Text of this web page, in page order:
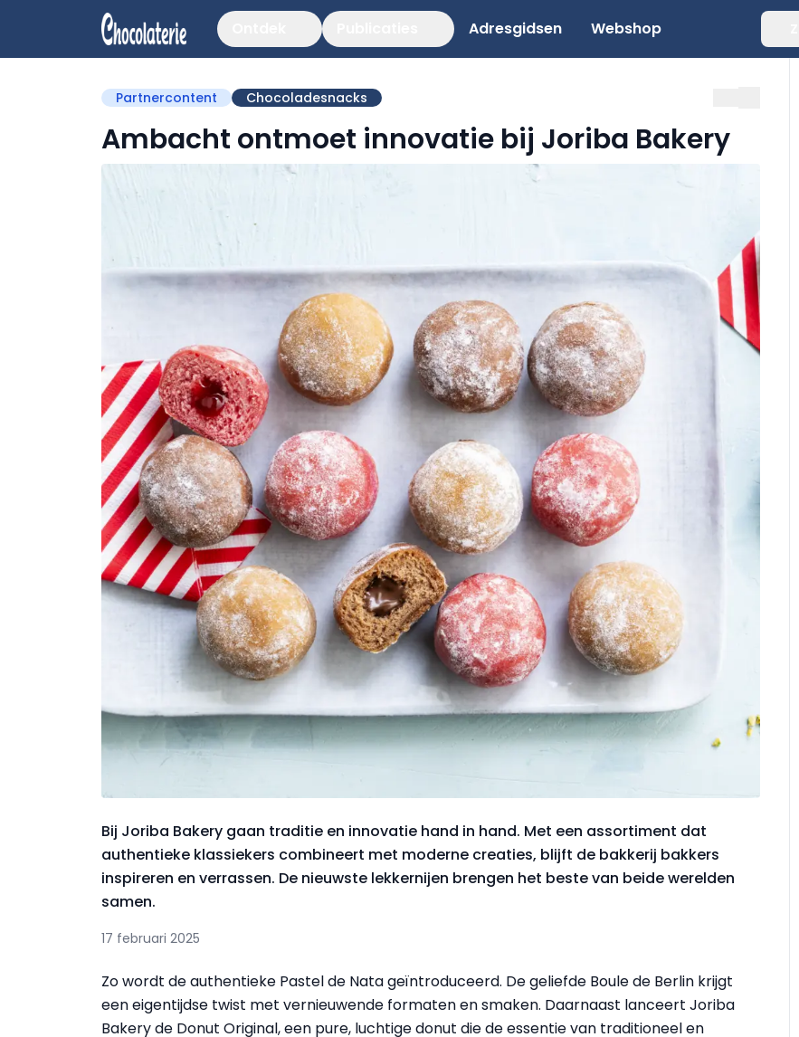
Adresgidsen Webshop
Partnercontent Chocoladesnacks
Ambacht ontmoet innovatie bij Joriba Bakery
Bij Joriba Bakery gaan traditie en innovatie hand in hand. Met een assortiment dat
authentieke klassiekers combineert met moderne creaties, blijft de bakkerij bakkers
inspireren en verrassen. De nieuwste lekkernijen brengen het beste van beide werelden
samen.
17 februari 2025
Zo wordt de authentieke Pastel de Nata geïntroduceerd. De geliefde Boule de Berlin krijgt
een eigentijdse twist met vernieuwende formaten en smaken. Daarnaast lanceert Joriba
Bakery de Donut Original, een pure, luchtige donut die de essentie van traditioneel en